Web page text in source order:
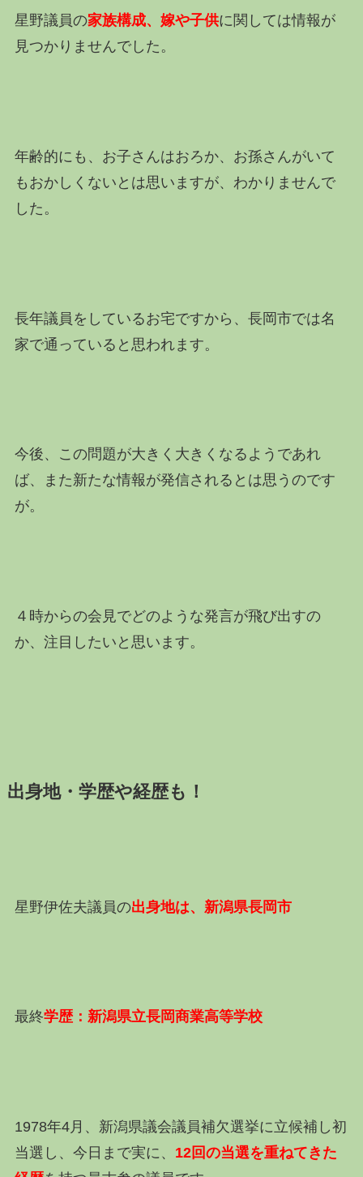
星野議員の家族構成、嫁や子供に関しては情報が
見つかりませんでした。
年齢的にも、お子さんはおろか、お孫さんがいて
もおかしくないとは思いますが、わかりませんで
した。
長年議員をしているお宅ですから、長岡市では名
家で通っていると思われます。
今後、この問題が大きく大きくなるようであれ
ば、また新たな情報が発信されるとは思うのです
が。
４時からの会見でどのような発言が飛び出すの
か、注目したいと思います。
出身地・学歴や経歴も！
星野伊佐夫議員の出身地は、新潟県長岡市
最終学歴：新潟県立長岡商業高等学校
1978年4月、新潟県議会議員補欠選挙に立候補し初
当選し、今日まで実に、 12回の当選を重ねてきた